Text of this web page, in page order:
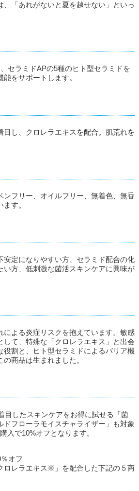
「あれがないと夏を越せない」といっ
セラミドAPの5種のヒト型セラミドを
をサポートします。
し、クロレラエキスを配合。肌荒れを
フリー、オイルフリー、無着色、無香
す。
定になりやすい方、セラミド配合の化
方、低刺激な菌活スキンケアに興味が
よる炎症リスクを抱えています。敏感
て、特殊な「クロレラエキス」と出会
割と、ヒト型セラミドによるバリア機
商品は生まれました。
目したスキンケアをお得に試せる「菌
フローラモイスチャライザー」も対象
入で10%オフとなります。
オフ
ロレラエキス※」を配合した下記の５商